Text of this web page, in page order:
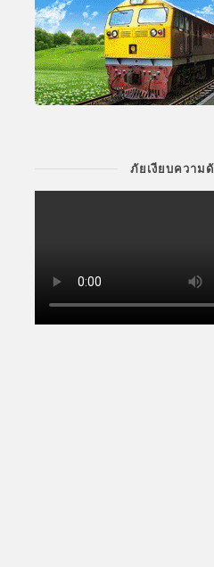
ภัยเงียบความ